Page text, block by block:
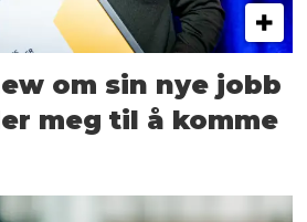
om sin nye jobb
meg til å komme